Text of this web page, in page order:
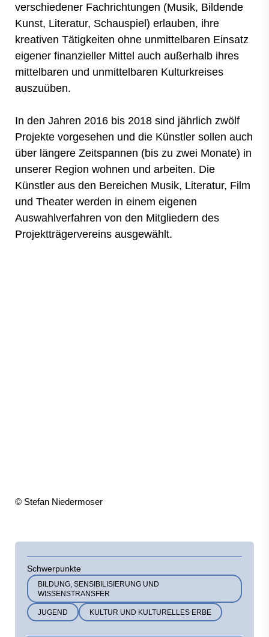
verschiedener Fachrichtungen (Musik, Bildende
Kunst, Literatur, Schauspiel) erlauben, ihre
kreativen Tätigkeiten ohne unmittelbaren Einsatz
eigener finanzieller Mittel auch außerhalb ihres
mittelbaren und unmittelbaren Kulturkreises
auszuüben.
In den Jahren 2016 bis 2018 sind jährlich zwölf
Projekte vorgesehen und die Künstler sollen auch
über längere Zeitspannen (bis zu zwei Monate) in
unserer Region wohnen und arbeiten. Die
Künstler aus den Bereichen Musik, Literatur, Film
und Theater werden in einem eigenen
Auswahlverfahren von den Mitgliedern des
Projektträgervereins ausgewählt.
© Stefan Niedermoser
Schwerpunkte
BILDUNG, SENSIBILISIERUNG UND
WISSENSTRANSFER
JUGEND KULTUR UND KULTURELLES ERBE